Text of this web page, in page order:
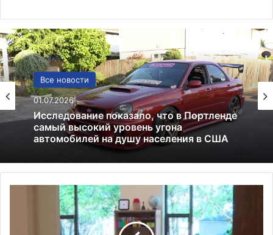
Все новости
01.07.2026
Исследование показало, что в Портленде
самый высокий уровень угона
автомобилей на душу населения в США
Политика
24.06.2025
Россия больше не получит американских
льгот: что это значит и к чему приведёт